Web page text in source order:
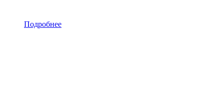
Подробнее